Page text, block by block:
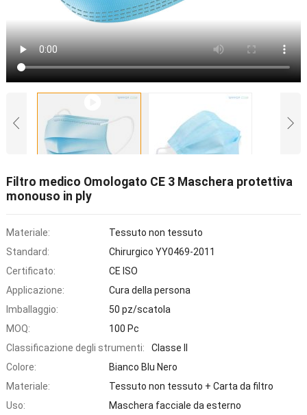
Filtro medico Omologato CE 3 Maschera protettiva
monouso in ply
Materiale:
Tessuto non tessuto
Standard:
Chirurgico YY0469-2011
Certificato:
CE ISO
Applicazione:
Cura della persona
Imballaggio:
50 pz/scatola
MOQ:
100 Pc
Classificazione degli strumenti:
Classe II
Colore:
Bianco Blu Nero
Materiale:
Tessuto non tessuto + Carta da filtro
Uso:
Maschera facciale da esterno